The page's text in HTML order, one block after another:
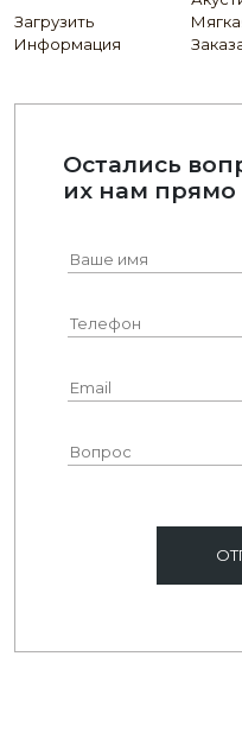
Загрузить
Информация
Остались
их нам прямо